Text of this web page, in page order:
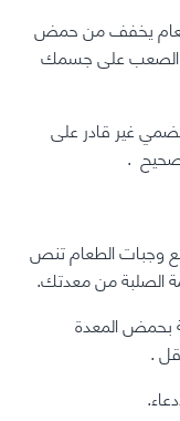
يخفف من حمض
الصعب على جسمك
غير قادر على
صحيح .
وجبات الطعام تنص
الصلبة من معدتك.
بحمض المعدة
.